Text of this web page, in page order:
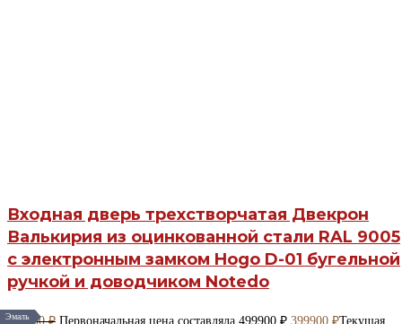
Эмаль
Входная дверь трехстворчатая Двекрон
Валькирия из оцинкованной стали RAL 9005
с электронным замком Hogo D-01 бугельной
ручкой и доводчиком Notedo
499900₽ Первоначальная цена составляла 499900 ₽. 399900 ₽Текущая